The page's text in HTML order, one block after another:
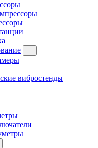
вибростенды